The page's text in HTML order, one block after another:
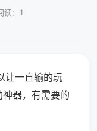
读：1
让一直输的玩
神器，有需要的